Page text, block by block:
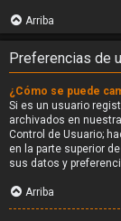
Arriba
Preferencias de
¿Cómo se puede
Si es un usuario
archivados en
Control de Usuario;
en la parte superior
sus datos y
Arriba